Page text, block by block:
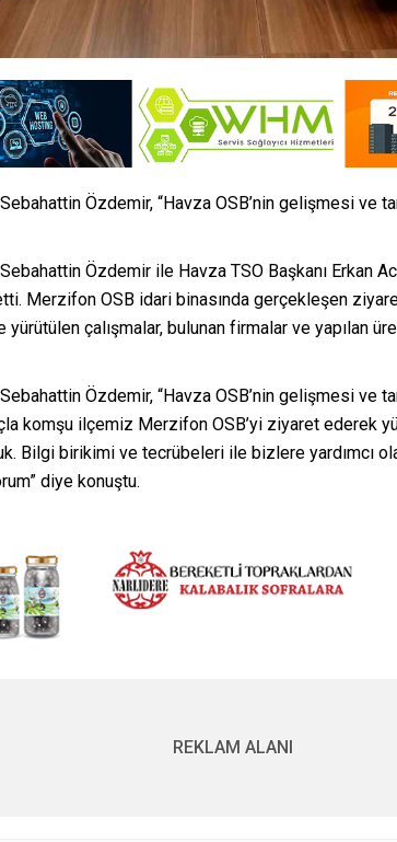
Özdemir, “Havza OSB’nin gelişmesi ve
Özdemir ile Havza TSO Başkanı Erkan
Merzifon OSB idari binasında gerçekleşen
yürütülen çalışmalar, bulunan firmalar ve yapılan
Özdemir, “Havza OSB’nin gelişmesi ve
komşu ilçemiz Merzifon OSB’yi ziyaret ederek
Bilgi birikimi ve tecrübeleri ile bizlere yardımcı
diye konuştu.
REKLAM ALANI